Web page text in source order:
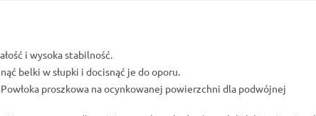
i wysoka stabilność.
belki w słupki i docisnąć je do oporu.
proszkowa na ocynkowanej powierzchni dla podwójnej